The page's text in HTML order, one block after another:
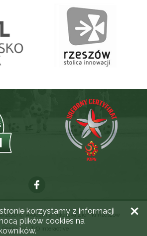
Akademia Piłkarska Ziomki Rzeszów
Realizacja:TiO Interactive
korzystamy z informacji
plików cookies na